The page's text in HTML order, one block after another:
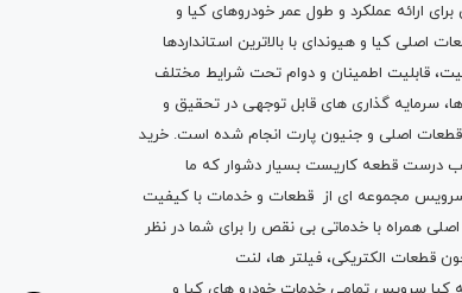
ارائه عملکرد و طول عمر خودروهای کیا و
کیا و هیوندای با بالاترین استانداردها
قابلیت اطمینان و دوام تحت شرایط مختلف
سرمایه گذاری های قابل توجهی در تحقیق و
اصلی و جنیون پارت انجام شده است. خرید
درست قطعه کاریست بسیار دشوار که ما
سرویس مجموعه ای از قطعات و خدمات با کیفیت
همراه با خدماتی بی نقص را برای شما در نظر
قطعات الکتریکی، فیلتر ها، لنت